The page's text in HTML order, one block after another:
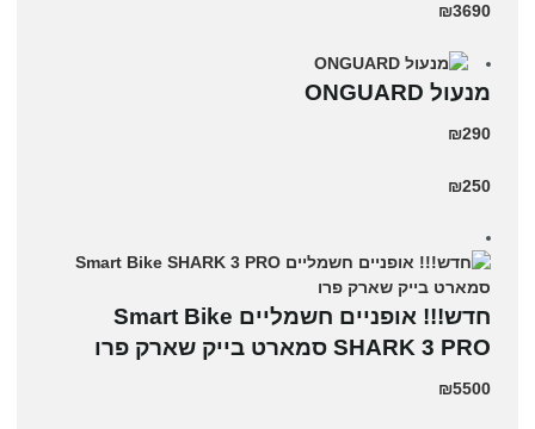
₪3690
מנעול ONGUARD
₪290
₪250
חדש!!! אופניים חשמליים Smart Bike
SHARK 3 PRO סמארט בייק שארק פרו
₪5500